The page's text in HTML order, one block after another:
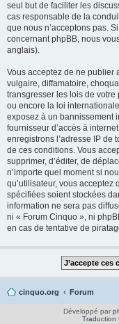
seul but de faciliter les
cas responsable de la
que nous n’acceptons pas.
concernant phpBB, nous
anglais).
Vous acceptez de ne publier
vulgaire, diffamatoire,
transgresser les lois de
ou encore la loi
exposez à un bannissement
fournisseur d’accès à
enregistrons l’adresse IP de
de ces conditions. Vous
supprimer, d’éditer, de
n’importe quel moment si
qu’utilisateur, vous
spécifiées soient stockées
information ne sera pas
ni « Forum Cinquo », ni
en cas de tentative de
cinquo.org Forum
Développé par
Traduction